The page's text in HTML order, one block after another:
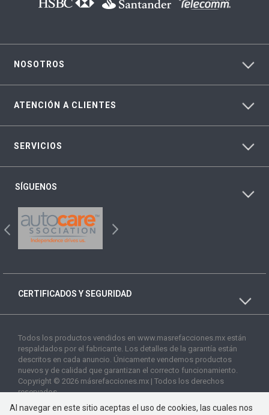
NOSOTROS
ATENCIÓN A CLIENTES
SERVICIOS
SÍGUENOS
CERTIFICADOS Y SEGURIDAD
Todos los productos vendidos en www.masrefacciones.mx están
respaldados por el fabricante. Los detalles de la garantía están
descritos en cada anuncio. Únicamente vendemos productos
nuevos y de calidad que garantizan el correcto funcionamiento.
Copyright © 2026 másrefacciones.mx | Todos los derechos
reservados
Al navegar en este sitio aceptas el uso de cookies, las cuales nos